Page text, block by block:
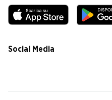
Social Media